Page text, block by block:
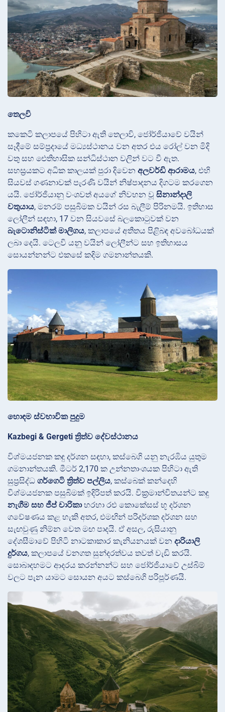
තෙලවි
කකෙටි කලාපයේ පිහිටා ඇති තෙලාවි, ජෝර්ජියාවේ වයින්
සෑදීමේ සම්ප්‍රදායේ මධ්‍යස්ථානය වන අතර එය රෝල් වන මිදි
වතු සහ ඓතිහාසික සන්ධිස්ථාන වලින් වට වී ඇත.
සහස්‍රයකට අධික කාලයක් පුරා දිවෙන අලවර්ඩි ආරාමය, එහි
සියවස් ගණනාවක් පැරණි වයින් නිෂ්පාදනය දිගටම කරගෙන
යයි. ජෝර්ජියානු වංශවත් අයගේ නිවහන වූ සිනාන්දාලි
වතුයාය, මනරම් පසුබිමක වයින් රස බැලීම් පිරිනමයි. ඉතිහාස
ලෝලීන් සඳහා, 17 වන සියවසේ බලකොටුවක් වන
බැටොනිස්ටික් මාලිගය, කලාපයේ අතීතය පිළිබඳ අවබෝධයක්
ලබා දෙයි. ටෙලවි යනු වයින් ලෝලීන්ට සහ ඉතිහාසය
සොයන්නන්ට එකසේ කදිම ගමනාන්තයකි.
හොඳම ස්වභාවික පුදුම
Kazbegi & Gergeti ත්‍රිත්ව දේවස්ථානය
විශ්මයජනක කඳු දර්ශන සඳහා, කස්බෙගි යනු නැරඹිය යුතුම
ගමනාන්තයකි. මීටර් 2,170 ක උන්නතාංශයක පිහිටා ඇති
සුප්‍රසිද්ධ ගර්ගෙටි ත්‍රිත්ව පල්ලිය, කස්බෙක් කන්දෙහි
විශ්මයජනක පසුබිමක් ඉදිරිපත් කරයි. වික්‍රමාන්විතයන්ට කඳු
නැගීම සහ ජීප් චාරිකාහරහා රළු කොකේසස් භූ දර්ශන
ගවේෂණය කළ හැකි අතර, එමඟින් පරිදර්ශක දර්ශන සහ
සැඟවුණු නිම්න වෙත මඟ පාදයි. ඒ අසල, රුසියානු
දේශසීමාවේ පිහිටි නාටකාකාර කැනියනයක් වන දාරියාලි
දුර්ගය, කලාපයේ වනගත සුන්දරත්වය තවත් වැඩි කරයි.
සොබාදහමට ආදරය කරන්නන්ට සහ ජෝර්ජියාවේ උස්බිම්
වලට පැන යාමට සොයන අයට කස්බෙගි පරිපූර්ණයි.